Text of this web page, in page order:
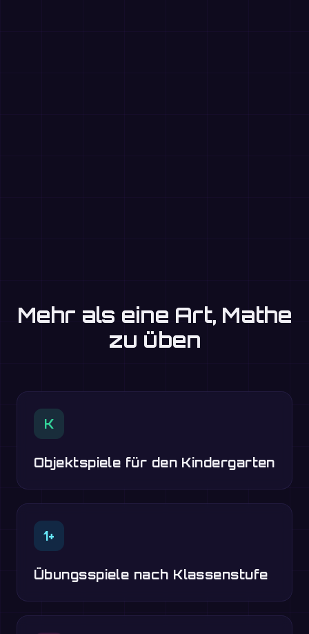
Mehr als eine Art, Mathe
zu üben
K
Objektspiele für den Kindergarten
1+
Übungsspiele nach Klassenstufe